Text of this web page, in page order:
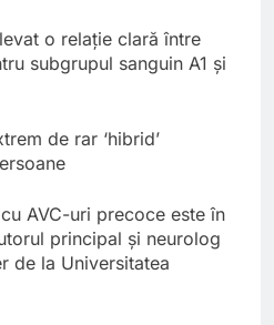
o relație clară între
subgrupul sanguin A1 și
de rar ‘hibrid’
AVC-uri precoce este în
principal și neurolog
de la Universitatea